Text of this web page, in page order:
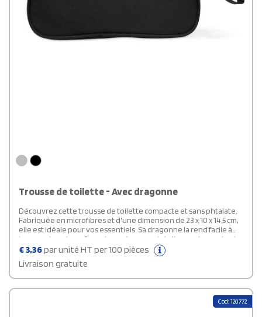
Trousse de toilette - Avec dragonne
Découvrez cette trousse de toilette compacte et sans phtalate.
Fabriquée en microfibres et d'une dimension de 23 x 10 x 14,5 cm,
elle est idéale pour vos essentiels. Sa dragonne la rend facile à
transporter, et son format souple permet de l’emporter partout.
Parfaite à personnaliser notre site web !
€3,36par unité HT per 100 pièces
Livraison gratuite
Cod: 120772